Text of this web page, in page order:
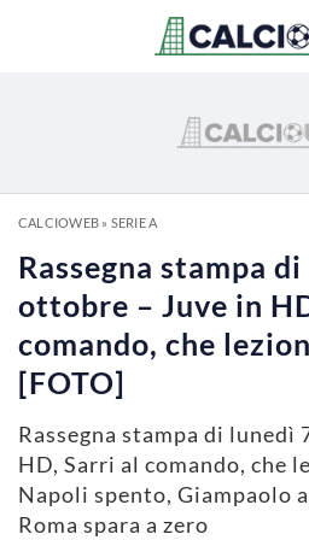
CALCIOWEB» SERIE A
Rassegna stampa
ottobre – Juve in
comando, che
[FOTO]
Rassegna stampa di lunedì
HD, Sarri al comando, che
Napoli spento, Giampaolo
Roma spara a zero